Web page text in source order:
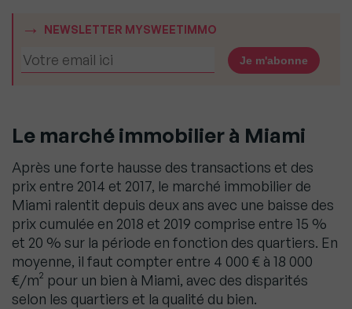
NEWSLETTER MYSWEETIMMO
Le marché immobilier à Miami
Après une forte hausse des transactions et des
prix entre 2014 et 2017, le marché immobilier de
Miami ralentit depuis deux ans avec une baisse des
prix cumulée en 2018 et 2019 comprise entre 15 %
et 20 % sur la période en fonction des quartiers. En
moyenne, il faut compter entre 4 000 € à 18 000
€/m² pour un bien à Miami, avec des disparités
selon les quartiers et la qualité du bien.